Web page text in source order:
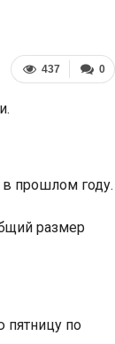
0
437
в прошлом году.
размер
пятницу по